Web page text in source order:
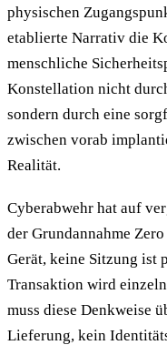
physischen
etablierte Narrativ die
menschliche
Konstellation nicht
sondern durch eine
zwischen vorab
Realität.
Cyberabwehr hat auf
der Grundannahme
Gerät, keine Sitzung ist
Transaktion wird
muss diese Denkweise
Lieferung, kein